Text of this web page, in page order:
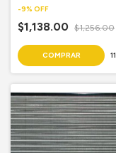
Revi
-9% OFF
$1,138.00 $1,256.00
11